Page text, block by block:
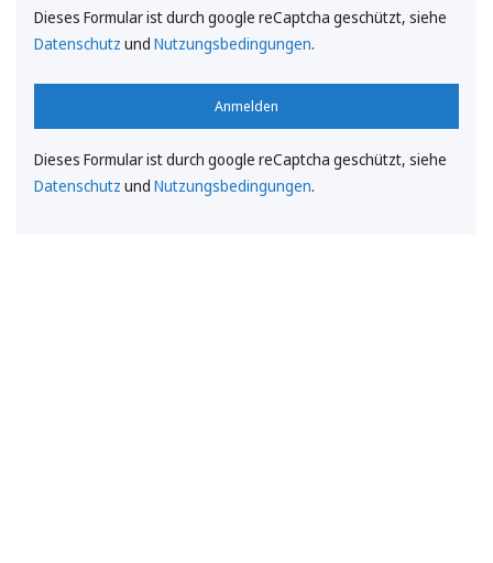
Dieses Formular ist durch google reCaptcha geschützt, siehe
Datenschutz und Nutzungsbedingungen.
Anmelden
Dieses Formular ist durch google reCaptcha geschützt, siehe
Datenschutz und Nutzungsbedingungen.